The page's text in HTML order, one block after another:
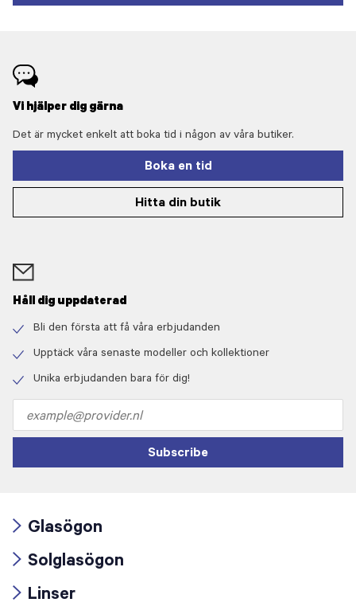
Vi hjälper dig gärna
Det är mycket enkelt att boka tid i någon av våra butiker.
Boka en tid
Hitta din butik
Håll dig uppdaterad
icon
Bli den första att få våra erbjudanden
icon
Upptäck våra senaste modeller och kollektioner
Unika erbjudanden bara för dig!
address
Subscribe
icon
Glasögon
icon
Solglasögon
Linser